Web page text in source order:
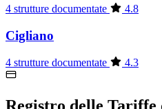
4 strutture documentate 4.8
Cigliano
4 strutture documentate 4.3
Registro delle Tariffe